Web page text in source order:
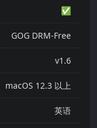
✅
GOG DRM-Free
v1.6
macOS 12.3 以上
英语